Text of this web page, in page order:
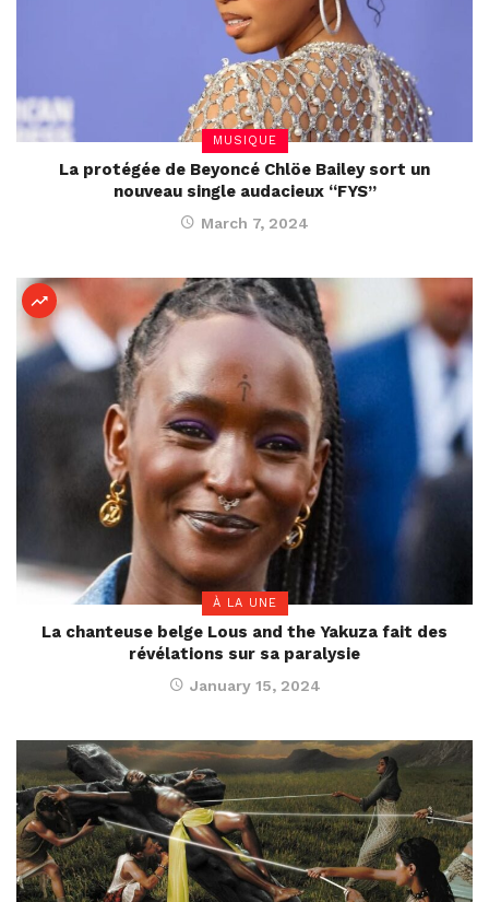
MUSIQUE
La protégée de Beyoncé Chlöe Bailey sort un
nouveau single audacieux “FYS”
March 7, 2024
À LA UNE
La chanteuse belge Lous and the Yakuza fait des
révélations sur sa paralysie
January 15, 2024